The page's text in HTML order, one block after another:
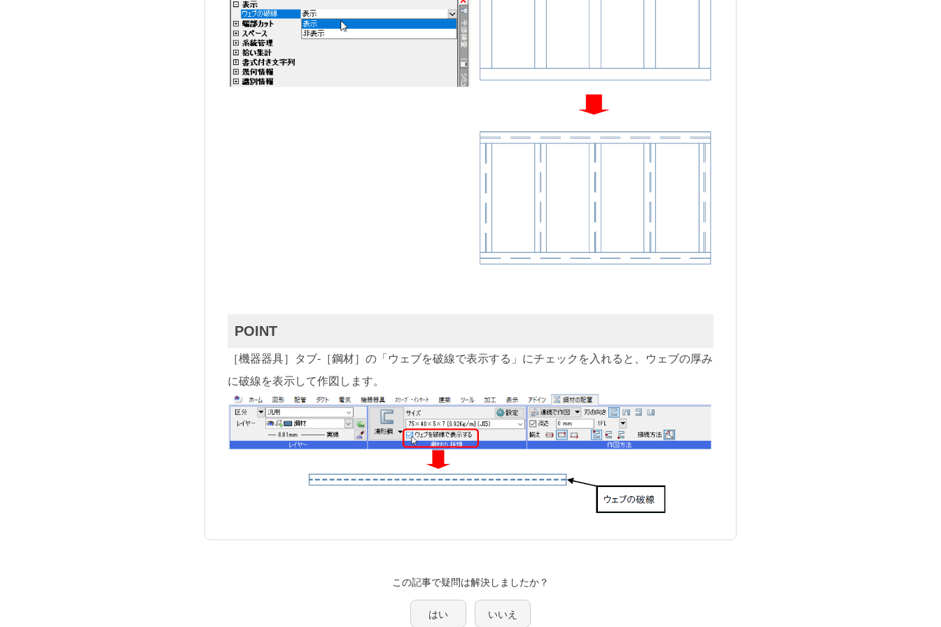
POINT
［機器器具］タブ-［鋼材］の「ウェブを破線で表示する」にチェックを入れると、ウェブの厚み
に破線を表示して作図します。
この記事で疑問は解決しましたか？
はい いいえ